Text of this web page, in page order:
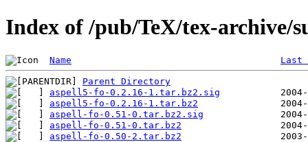
Index of /pub/TeX/tex-archive/
Name Last
Parent Directory
aspell5-fo-0.2.16-1.tar.bz2.sig
aspell5-fo-0.2.16-1.tar.bz2
aspell-fo-0.51-0.tar.bz2.sig
aspell-fo-0.51-0.tar.bz2
aspell-fo-0.50-2.tar.bz2